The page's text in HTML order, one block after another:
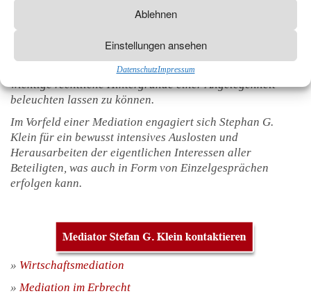
Ablehnen
Einstellungen ansehen
DatenschutzImpressum
eine beidseitig gute Lösung zu erarbeiten. In Anlehnung
hat er sich dabei auf Konflikte im Rahmen des Arbeits-,
Erb- und Gesellschaftsrechtsspezialisiert. Für die
Beteiligten bedeutet dies den Vorteil, bei Bedarf stets auch
wichtige rechtliche Hintergründe einer Angelegenheit
beleuchten lassen zu können.
Im Vorfeld einer Mediation engagiert sich Stephan G.
Klein für ein bewusst intensives Auslosten und
Herausarbeiten der eigentlichen Interessen aller
Beteiligten, was auch in Form von Einzelgesprächen
erfolgen kann.
» Wirtschaftsmediation
» Mediation im Erbrecht